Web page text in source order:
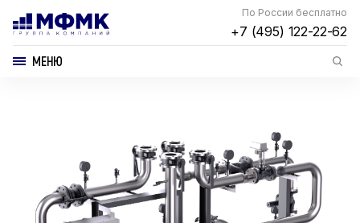
По России бесплатно
+7 (495) 122-22-62
МЕНЮ